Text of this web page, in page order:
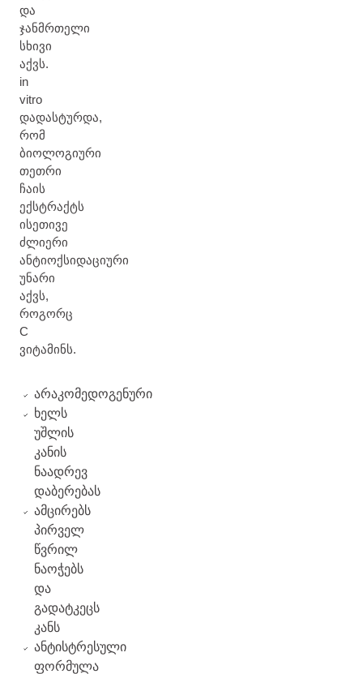
და
ჯანმრთელი
სხივი
აქვს.
in
vitro
დადასტურდა,
რომ
ბიოლოგიური
თეთრი
ჩაის
ექსტრაქტს
ისეთივე
ძლიერი
ანტიოქსიდაციური
უნარი
აქვს,
როგორც
C
ვიტამინს.
არაკომედოგენური
ხელს
უშლის
კანის
ნაადრევ
დაბერებას
ამცირებს
პირველ
წვრილ
ნაოჭებს
და
გადატკეცს
კანს
ანტისტრესული
ფორმულა